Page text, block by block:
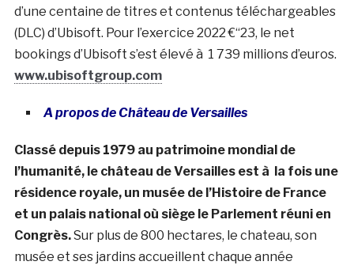
d’une centaine de titres et contenus téléchargeables
(DLC) d’Ubisoft. Pour l’exercice 2022 €“23, le net
bookings d’Ubisoft s’est élevé à 1 739 millions d’euros.
www.ubisoftgroup.com
A propos de Château de Versailles
Classé depuis 1979 au patrimoine mondial de
l’humanité, le château de Versailles est à la fois une
résidence royale, un musée de l’Histoire de France
et un palais national où siège le Parlement réuni en
Congrès.Sur plus de 800 hectares, le chateau, son
musée et ses jardins accueillent chaque année